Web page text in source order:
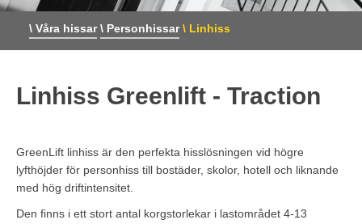
\ Våra hissar \ Personhissar \ Linhiss
Linhiss Greenlift - Traction
GreenLift linhiss är den perfekta hisslösningen vid högre
lyfthöjder för personhiss till bostäder, skolor, hotell och liknande
med hög driftintensitet.
Den finns i ett stort antal korgstorlekar i lastområdet 4-13